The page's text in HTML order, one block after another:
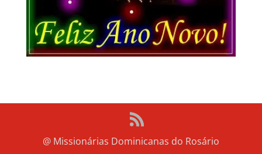
@ Missionárias Dominicanas do Rosário